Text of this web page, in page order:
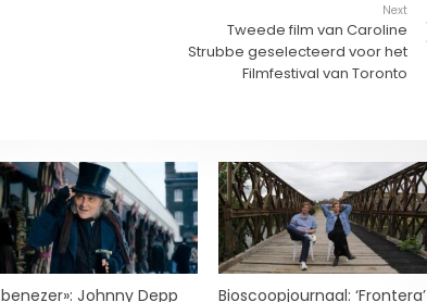
Next
Tweede film van Caroline
Strubbe geselecteerd voor het
Filmfestival van Toronto
Johnny Depp
Bioscoopjournaal: ‘Frontera’